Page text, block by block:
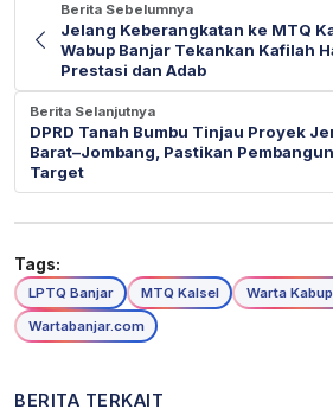
Berita Sebelumnya
Jelang Keberangkatan ke MTQ
Wabup Banjar Tekankan Kafilah
Prestasi dan Adab
Berita Selanjutnya
DPRD Tanah Bumbu Tinjau Proyek
Barat–Jombang, Pastikan
Target
Tags:
LPTQ Banjar MTQ Kalsel
Warta
Wartabanjar.com
BERITA TERKAIT